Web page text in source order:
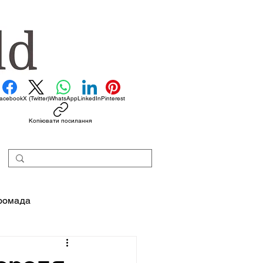
X (Twitter)WhatsAppLinkedInPinterest
Копіювати посилання